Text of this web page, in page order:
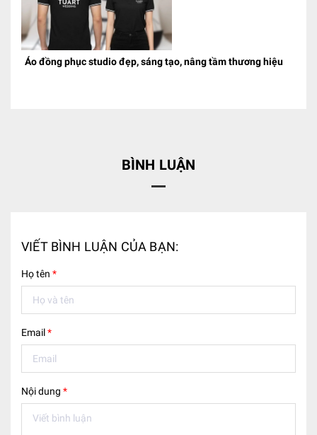
Áo đồng phục studio đẹp, sáng tạo, nâng tầm thương hiệu
BÌNH LUẬN
VIẾT BÌNH LUẬN CỦA BẠN:
Họ tên *
Email*
Nội dung *